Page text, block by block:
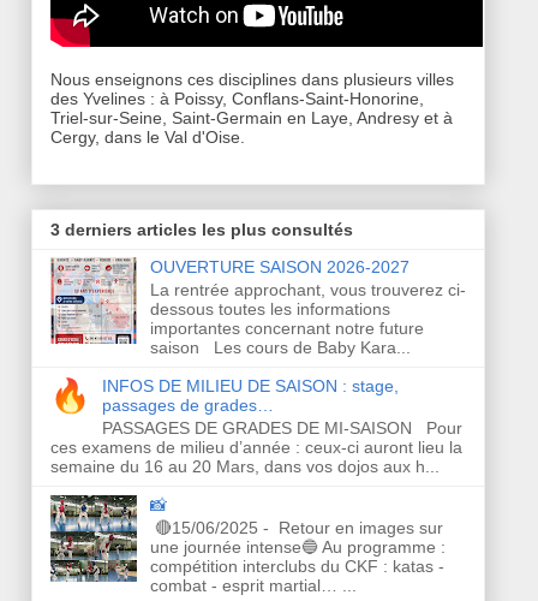
Nous enseignons ces disciplines dans plusieurs villes
des Yvelines : à Poissy, Conflans-Saint-Honorine,
Triel-sur-Seine, Saint-Germain en Laye, Andresy et à
Cergy, dans le Val d'Oise.
3 derniers articles les plus consultés
OUVERTURE SAISON 2026-2027
La rentrée approchant, vous trouverez ci-
dessous toutes les informations
importantes concernant notre future
saison Les cours de Baby Kara...
INFOS DE MILIEU DE SAISON : stage,
passages de grades…
PASSAGES DE GRADES DE MI-SAISON Pour
ces examens de milieu d’année : ceux-ci auront lieu la
semaine du 16 au 20 Mars, dans vos dojos aux h...
📸
🔴15/06/2025 - Retour en images sur
une journée intense🔵 Au programme :
compétition interclubs du CKF : katas -
combat - esprit martial… ...